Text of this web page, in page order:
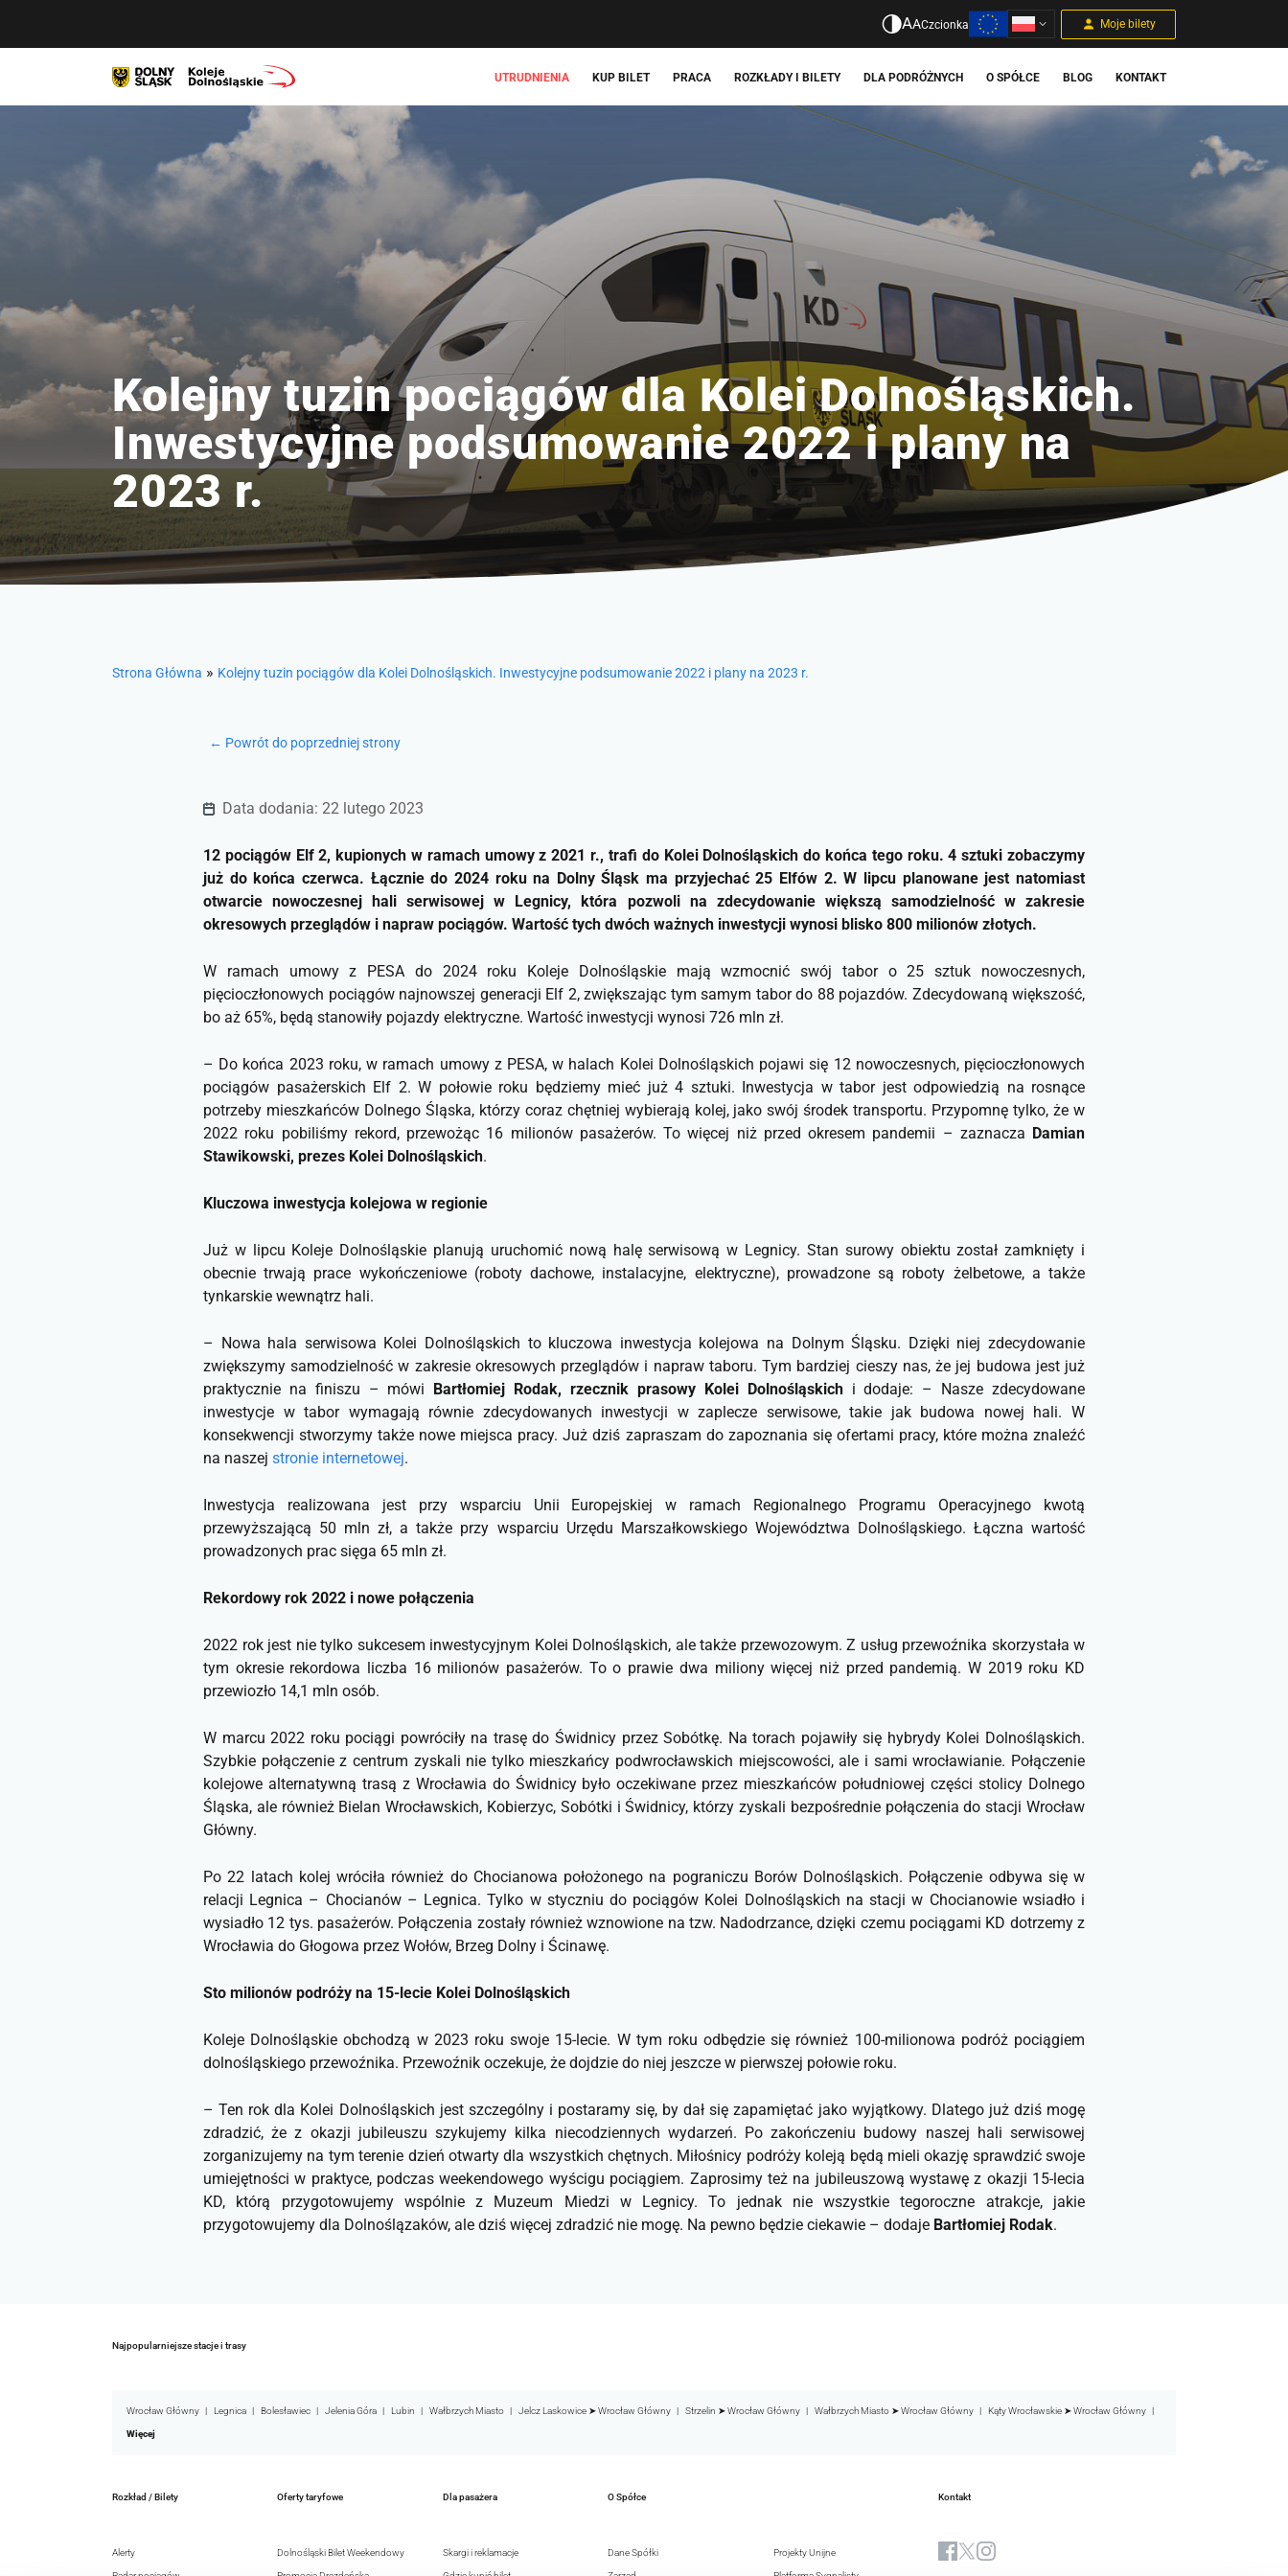
Moje bilety
AACzcionka
UTRUDNIENIA KUP BILET PRACA ROZKŁADY I BILETY DLA PODRÓŻNYCH O SPÓŁCE BLOG KONTAKT
Kolejny tuzin pociągów dla Kolei Dolnośląskich.
Inwestycyjne podsumowanie 2022 i plany na
2023 r.
Strona Główna » Kolejny tuzin pociągów dla Kolei Dolnośląskich. Inwestycyjne podsumowanie 2022 i plany na 2023 r.
← Powrót do poprzedniej strony
Data dodania: 22 lutego 2023
12 pociągów Elf 2, kupionych w ramach umowy z 2021 r., trafi do Kolei Dolnośląskich do końca tego roku. 4 sztuki zobaczymy
już do końca czerwca. Łącznie do 2024 roku na Dolny Śląsk ma przyjechać 25 Elfów 2. W lipcu planowane jest natomiast
otwarcie nowoczesnej hali serwisowej w Legnicy, która pozwoli na zdecydowanie większą samodzielność w zakresie
okresowych przeglądów i napraw pociągów. Wartość tych dwóch ważnych inwestycji wynosi blisko 800 milionów złotych.
W ramach umowy z PESA do 2024 roku Koleje Dolnośląskie mają wzmocnić swój tabor o 25 sztuk nowoczesnych,
pięcioczłonowych pociągów najnowszej generacji Elf 2, zwiększając tym samym tabor do 88 pojazdów. Zdecydowaną większość,
bo aż 65%, będą stanowiły pojazdy elektryczne. Wartość inwestycji wynosi 726 mln zł.
– Do końca 2023 roku, w ramach umowy z PESA, w halach Kolei Dolnośląskich pojawi się 12 nowoczesnych, pięcioczłonowych
pociągów pasażerskich Elf 2. W połowie roku będziemy mieć już 4 sztuki. Inwestycja w tabor jest odpowiedzią na rosnące
potrzeby mieszkańców Dolnego Śląska, którzy coraz chętniej wybierają kolej, jako swój środek transportu. Przypomnę tylko, że w
2022 roku pobiliśmy rekord, przewożąc 16 milionów pasażerów. To więcej niż przed okresem pandemii – zaznacza Damian
Stawikowski, prezes Kolei Dolnośląskich.
Kluczowa inwestycja kolejowa w regionie
Już w lipcu Koleje Dolnośląskie planują uruchomić nową halę serwisową w Legnicy. Stan surowy obiektu został zamknięty i
obecnie trwają prace wykończeniowe (roboty dachowe, instalacyjne, elektryczne), prowadzone są roboty żelbetowe, a także
tynkarskie wewnątrz hali.
– Nowa hala serwisowa Kolei Dolnośląskich to kluczowa inwestycja kolejowa na Dolnym Śląsku. Dzięki niej zdecydowanie
zwiększymy samodzielność w zakresie okresowych przeglądów i napraw taboru. Tym bardziej cieszy nas, że jej budowa jest już
praktycznie na finiszu – mówi Bartłomiej Rodak, rzecznik prasowy Kolei Dolnośląskich i dodaje: –
Nasze zdecydowane
inwestycje w tabor wymagają równie zdecydowanych inwestycji w zaplecze serwisowe, takie jak budowa nowej hali. W
konsekwencji stworzymy także nowe miejsca pracy. Już dziś zapraszam do zapoznania się ofertami pracy, które można znaleźć
na naszej stronie internetowej.
Inwestycja realizowana jest przy wsparciu Unii Europejskiej w ramach Regionalnego Programu Operacyjnego kwotą
przewyższającą 50 mln zł, a także przy wsparciu Urzędu Marszałkowskiego Województwa Dolnośląskiego. Łączna wartość
prowadzonych prac sięga 65 mln zł.
Rekordowy rok 2022 i nowe połączenia
2022 rok jest nie tylko sukcesem inwestycyjnym Kolei Dolnośląskich, ale także przewozowym. Z usług przewoźnika skorzystała w
tym okresie rekordowa liczba 16 milionów pasażerów. To o prawie dwa miliony więcej niż przed pandemią. W 2019 roku KD
przewiozło 14,1 mln osób.
W marcu 2022 roku pociągi powróciły na trasę do Świdnicy przez Sobótkę. Na torach pojawiły się hybrydy Kolei Dolnośląskich.
Szybkie połączenie z centrum zyskali nie tylko mieszkańcy podwrocławskich miejscowości, ale i sami wrocławianie. Połączenie
kolejowe alternatywną trasą z Wrocławia do Świdnicy było oczekiwane przez mieszkańców południowej części stolicy Dolnego
Śląska, ale również Bielan Wrocławskich, Kobierzyc, Sobótki i Świdnicy, którzy zyskali bezpośrednie połączenia do stacji Wrocław
Główny.
Po 22 latach kolej wróciła również do Chocianowa położonego na pograniczu Borów Dolnośląskich. Połączenie odbywa się w
relacji Legnica – Chocianów – Legnica. Tylko w styczniu do pociągów Kolei Dolnośląskich na stacji w Chocianowie wsiadło i
wysiadło 12 tys. pasażerów. Połączenia zostały również wznowione na tzw. Nadodrzance, dzięki czemu pociągami KD dotrzemy z
Wrocławia do Głogowa przez Wołów, Brzeg Dolny i Ścinawę.
Sto milionów podróży na 15-lecie Kolei Dolnośląskich
Koleje Dolnośląskie obchodzą w 2023 roku swoje 15-lecie. W tym roku odbędzie się również 100-milionowa podróż pociągiem
dolnośląskiego przewoźnika. Przewoźnik oczekuje, że dojdzie do niej jeszcze w pierwszej połowie roku.
–Ten rok dla Kolei Dolnośląskich jest szczególny i postaramy się, by dał się zapamiętać jako wyjątkowy. Dlatego już dziś mogę
zdradzić, że z okazji jubileuszu szykujemy kilka niecodziennych wydarzeń. Po zakończeniu budowy naszej hali serwisowej
zorganizujemy na tym terenie dzień otwarty dla wszystkich chętnych. Miłośnicy podróży koleją będą mieli okazję sprawdzić swoje
umiejętności w praktyce, podczas weekendowego wyścigu pociągiem. Zaprosimy też na jubileuszową wystawę z okazji 15-lecia
KD, którą przygotowujemy wspólnie z Muzeum Miedzi w Legnicy. To jednak nie wszystkie tegoroczne atrakcje, jakie
przygotowujemy dla Dolnoślązaków, ale dziś więcej zdradzić nie mogę. Na pewno będzie ciekawie – dodaje Bartłomiej Rodak.
Najpopularniejsze stacje i trasy
Wrocław Główny Legnica Bolesławiec Jelenia Góra Lubin Wałbrzych Miasto Jelcz Laskowice ➤ Wrocław Główny Strzelin ➤ Wrocław Główny Wałbrzych Miasto ➤ Wrocław Główny Kąty Wrocławskie ➤ Wrocław Główny
Więcej
Rozkład / Bilety
Alerty
Oferty taryfowe
Dolnośląski Bilet Weekendowy
Dla pasażera
Skargi i reklamacje
O Spółce
Dane Spółki Projekty Unijne
Kontakt